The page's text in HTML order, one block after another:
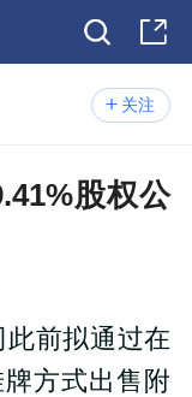
关注
股权公
前拟通过在
方式出售附